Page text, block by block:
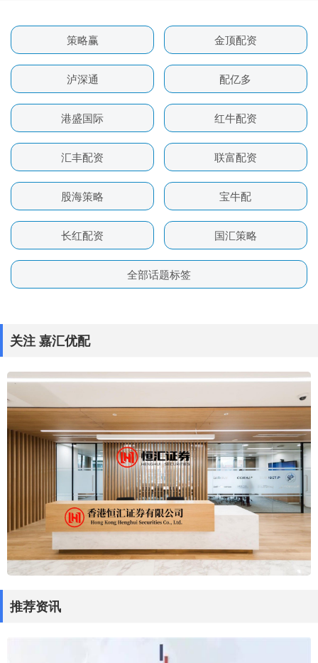
策略赢 金顶配资
泸深通 配亿多
港盛国际 红牛配资
汇丰配资 联富配资
股海策略 宝牛配
长红配资 国汇策略
全部话题标签
关注 嘉汇优配
推荐资讯